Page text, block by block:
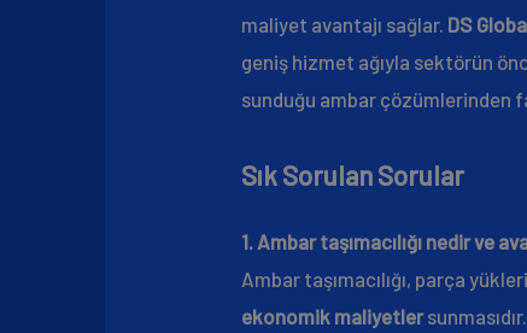
maliyet avantajı sağlar. DS
geniş hizmet ağıyla sektörün
sunduğu ambar çözümlerinden
Sık Sorulan Sorular
1. Ambar taşımacılığı nedir ve
Ambar taşımacılığı, parça
ekonomik maliyetlersunmasıdır.